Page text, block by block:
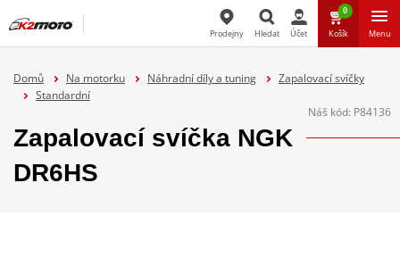
Hledat
Prodejny Hledat Účet
0
Košík Menu
Domů Na motorku Náhradní díly a tuning
Zapalovací svíčky
Standardní
Náš kód: P84136
Zapalovací svíčka NGK
DR6HS